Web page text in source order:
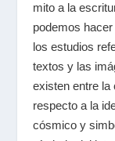
mito a la
podemos
los estudios
textos y las
existen entre la
respecto a la
cósmico y